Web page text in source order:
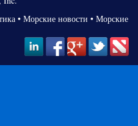
• Морские новости • Морские